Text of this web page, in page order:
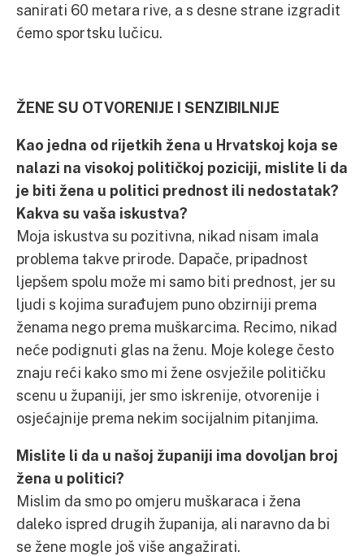
sanirati 60 metara rive, a s desne strane izgradit
ćemo sportsku lučicu.
ŽENE SU OTVORENIJE I SENZIBILNIJE
Kao jedna od rijetkih žena u Hrvatskoj koja se
nalazi na visokoj političkoj poziciji, mislite li da
je biti žena u politici prednost ili nedostatak?
Kakva su vaša iskustva?
Moja iskustva su pozitivna, nikad nisam imala
problema takve prirode. Dapače, pripadnost
ljepšem spolu može mi samo biti prednost, jer su
ljudi s kojima surađujem puno obzirniji prema
ženama nego prema muškarcima. Recimo, nikad
neće podignuti glas na ženu. Moje kolege često
znaju reći kako smo mi žene osvježile političku
scenu u županiji, jer smo iskrenije, otvorenije i
osjećajnije prema nekim socijalnim pitanjima.
Mislite li da u našoj županiji ima dovoljan broj
žena u politici?
Mislim da smo po omjeru muškaraca i žena
daleko ispred drugih županija, ali naravno da bi
se žene mogle još više angažirati.